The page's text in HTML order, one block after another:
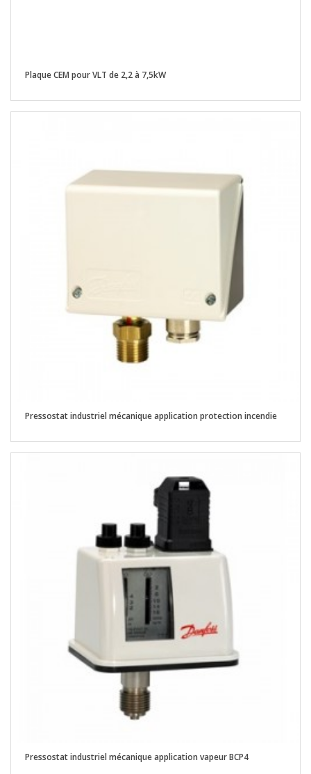
Plaque CEM pour VLT de 2,2 à 7,5kW
Pressostat industriel mécanique application protection incendie
Pressostat industriel mécanique application vapeur BCP4